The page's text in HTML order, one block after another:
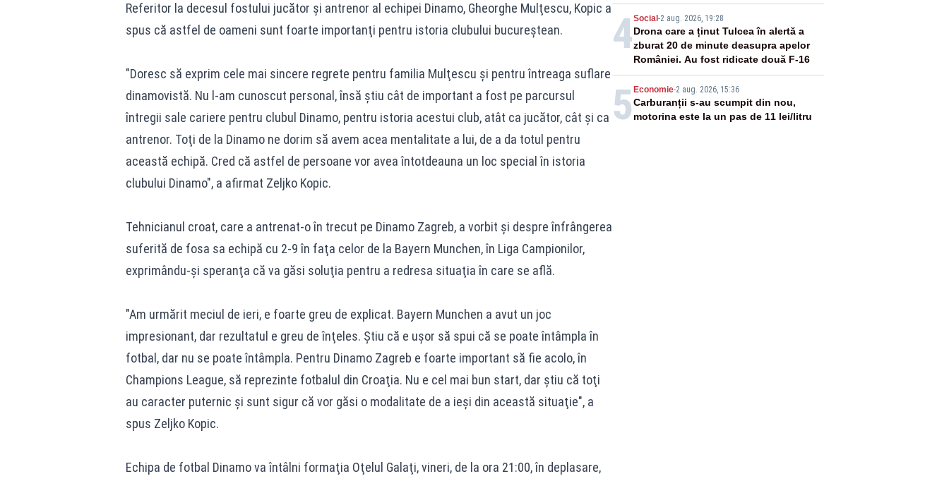
Referitor la decesul fostului jucător şi antrenor al echipei Dinamo, Gheorghe Mulţescu, Kopic a
spus că astfel de oameni sunt foarte importanţi pentru istoria clubului bucureştean.
"Doresc să exprim cele mai sincere regrete pentru familia Mulţescu şi pentru întreaga suflare
dinamovistă. Nu l-am cunoscut personal, însă ştiu cât de important a fost pe parcursul
întregii sale cariere pentru clubul Dinamo, pentru istoria acestui club, atât ca jucător, cât şi ca
antrenor. Toţi de la Dinamo ne dorim să avem acea mentalitate a lui, de a da totul pentru
această echipă. Cred că astfel de persoane vor avea întotdeauna un loc special în istoria
clubului Dinamo", a afirmat Zeljko Kopic.
Tehnicianul croat, care a antrenat-o în trecut pe Dinamo Zagreb, a vorbit şi despre înfrângerea
suferită de fosa sa echipă cu 2-9 în faţa celor de la Bayern Munchen, în Liga Campionilor,
exprimându-şi speranţa că va găsi soluţia pentru a redresa situaţia în care se află.
"Am urmărit meciul de ieri, e foarte greu de explicat. Bayern Munchen a avut un joc
impresionant, dar rezultatul e greu de înţeles. Ştiu că e uşor să spui că se poate întâmpla în
fotbal, dar nu se poate întâmpla. Pentru Dinamo Zagreb e foarte important să fie acolo, în
Champions League, să reprezinte fotbalul din Croaţia. Nu e cel mai bun start, dar ştiu că toţi
au caracter puternic şi sunt sigur că vor găsi o modalitate de a ieşi din această situaţie", a
spus Zeljko Kopic.
Echipa de fotbal Dinamo va întâlni formaţia Oţelul Galaţi, vineri, de la ora 21:00, în deplasare,
4Social -2 aug. 2026, 19:28
Drona care a ținut Tulcea în alertă a
zburat 20 de minute deasupra apelor
României. Au fost ridicate două F-16
5 Economie-2 aug. 2026, 15:36
Carburanții s-au scumpit din nou,
motorina este la un pas de 11 lei/litru